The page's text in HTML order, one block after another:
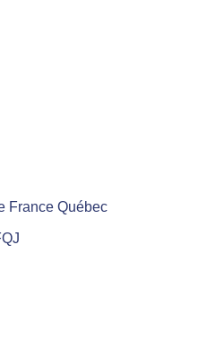
France Québec